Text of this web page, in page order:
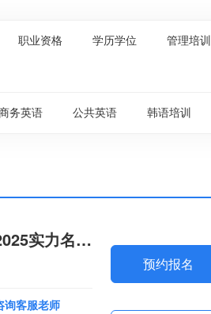
职业资格 学历学位 管理培训
务英语 公共英语 韩语培训
国内十大河南平面设计专业培训机构2025实力名单汇总一览
询客服老师
预约报名